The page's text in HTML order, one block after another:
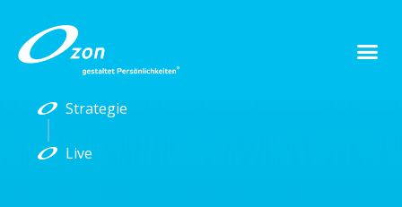
Strategie
Live